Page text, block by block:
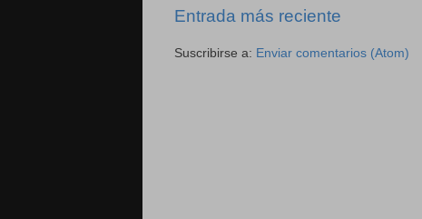
Entrada más reciente
Suscribirse a: Enviar comentarios (Atom)